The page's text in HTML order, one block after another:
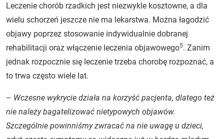
Leczenie chorób rzadkich jest niezwykle kosztowne, a dla
wielu schorzeń jeszcze nie ma lekarstwa. Można łagodzić
objawy poprzez stosowanie indywidualnie dobranej
rehabilitacji oraz włączenie leczenia objawowego5. Zanim
jednak rozpocznie się leczenie trzeba chorobę rozpoznać, a
to trwa często wiele lat.
– Wczesne wykrycie działa na korzyść pacjenta, dlatego też
nie należy bagatelizować nietypowych objawów.
Szczególnie powinniśmy zwracać na nie uwagę u dzieci,